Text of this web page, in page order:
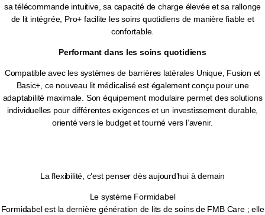
sa télécommande intuitive, sa capacité de charge élevée et sa rallonge
de lit intégrée, Pro+ facilite les soins quotidiens de manière fiable et
confortable.
Performant dans les soins quotidiens
Compatible avec les systèmes de barrières latérales Unique, Fusion et
Basic+, ce nouveau lit médicalisé est également conçu pour une
adaptabilité maximale. Son équipement modulaire permet des solutions
individuelles pour différentes exigences et un investissement durable,
orienté vers le budget et tourné vers l’avenir.
La flexibilité, c’est penser dès aujourd’hui à demain
Le système Formidabel
Formidabel est la dernière génération de lits de soins de FMB Care ; elle